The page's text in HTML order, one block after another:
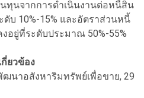
ทุนจากการดำเนินงานต่อหนี้สิน
บ 10%-15% และอัตราส่วนหนี้
อยู่ที่ระดับประมาณ 50%-55%
ยวข้อง
นาอสังหาริมทรัพย์เพื่อขาย, 29